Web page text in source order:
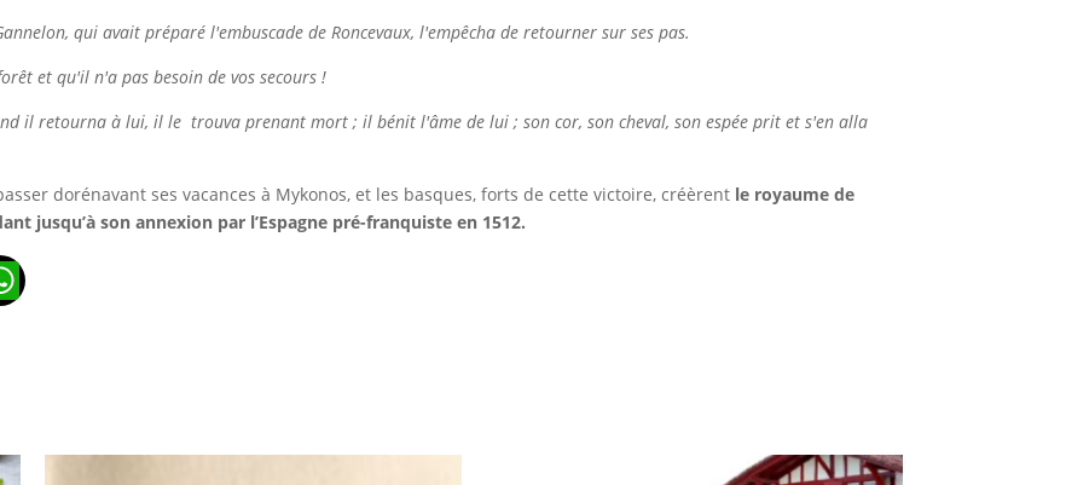
qui avait préparé l'embuscade de Roncevaux, l'empêcha de retourner sur ses pas.
et qu'il n'a pas besoin de vos secours !
il retourna à lui, il le trouva prenant mort ; il bénit l'âme de lui ; son cor, son cheval, son espée prit et s'en alla
dorénavant ses vacances à Mykonos, et les basques, forts de cette victoire, créèrent le royaume de
jusqu’à son annexion par l’Espagne pré-franquiste en 1512.